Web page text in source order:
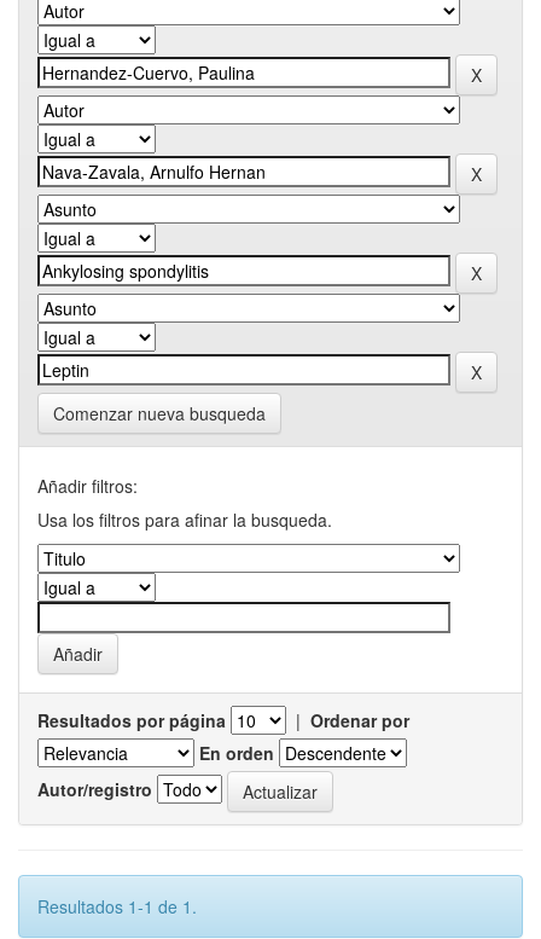
Comenzar nueva busqueda
Añadir filtros:
Usa los filtros para afinar la busqueda.
Resultados por página | Ordenar por
En orden
Autor/registro
Resultados 1-1 de 1.